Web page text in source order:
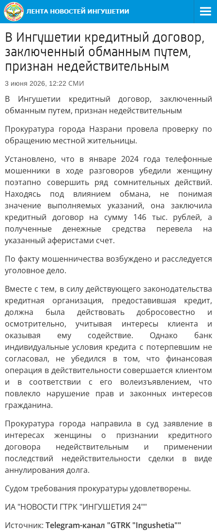
В Ингушетии кредитный договор,
заключенный обманным путем,
признан недействительным
3 июня 2026, 12:22 СМИ
В Ингушетии кредитный договор, заключенный
обманным путем, признан недействительным
Прокуратура города Назрани провела проверку по
обращению местной жительницы.
Установлено, что в январе 2024 года телефонные
мошенники в ходе разговоров убедили женщину
поэтапно совершить ряд сомнительных действий.
Находясь под влиянием обмана, не понимая
значение выполняемых указаний, она заключила
кредитный договор на сумму 146 тыс. рублей, а
полученные денежные средства перевела на
указанный аферистами счет.
По факту мошенничества возбуждено и расследуется
уголовное дело.
Вместе с тем, в силу действующего законодательства
кредитная организация, предоставившая кредит,
должна была действовать добросовестно и
осмотрительно, учитывая интересы клиента и
оказывая ему содействие. Однако банк
индивидуальные условия кредита с потерпевшим не
согласовал, не убедился в том, что финансовая
операция в действительности совершается клиентом
и в соответствии с его волеизъявлением, что
повлекло нарушение прав и законных интересов
гражданина.
Прокуратура города направила в суд заявление в
интересах женщины о признании кредитного
договора недействительным и применении
последствий недействительности сделки в виде
аннулирования долга.
Судом требования прокуратуры удовлетворены.
ИА "НОВОСТИ ГТРК "ИНГУШЕТИЯ 24""
Источник: Telegram-канал "GTRK "Ingushetia""